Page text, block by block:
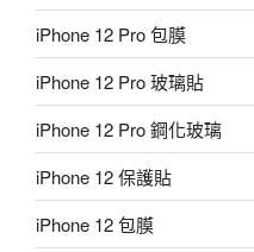
iPhone 12 Pro 包膜
iPhone 12 Pro 玻璃貼
iPhone 12 Pro 鋼化玻璃
iPhone 12 保護貼
iPhone 12 包膜